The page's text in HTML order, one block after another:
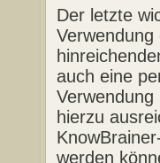
Der letzte
Verwendung
auch eine
hierzu
werden